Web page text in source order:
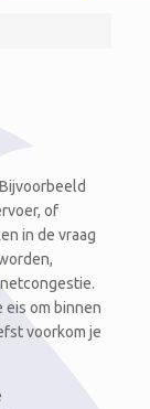
of
in de vraag
om binnen
voorkom je